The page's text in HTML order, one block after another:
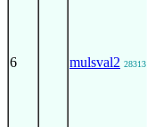
6 mulsval2 28313